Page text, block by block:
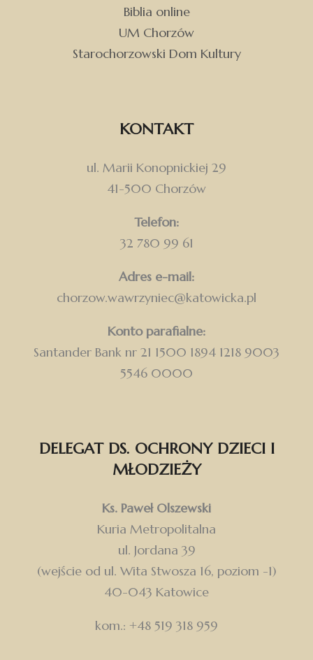
Biblia online
UM Chorzów
Starochorzowski Dom Kultury
KONTAKT
ul. Marii Konopnickiej 29
41-500 Chorzów
Telefon:
32 780 99 61
Adres e-mail:
chorzow.wawrzyniec@katowicka.pl
Konto parafialne:
Santander Bank nr 21 1500 1894 1218 9003
5546 0000
DELEGAT DS. OCHRONY DZIECI I
MŁODZIEŻY
Ks. Paweł Olszewski
Kuria Metropolitalna
ul. Jordana 39
(wejście od ul. Wita Stwosza 16, poziom -1)
40-043 Katowice
kom.: +48 519 318 959